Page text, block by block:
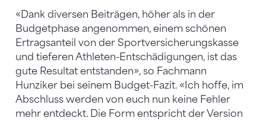
«Dank diversen Beiträgen, höher als in der
Budgetphase angenommen, einem schönen
Ertragsanteil von der Sportversicherungskasse
und tieferen Athleten-Entschädigungen, ist das
gute Resultat entstanden», so Fachmann
Hunziker bei seinem Budget-Fazit. «Ich hoffe, im
Abschluss werden von euch nun keine Fehler
mehr entdeckt. Die Form entspricht der Version